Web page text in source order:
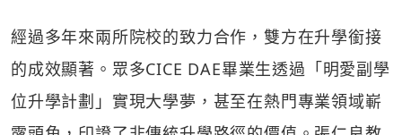
經過多年來兩所院校的致力合作，雙方在升學銜接
的成效顯著。眾多CICE DAE畢業生透過「明愛副學
位升學計劃」實現大學夢，甚至在熱門專業領域嶄